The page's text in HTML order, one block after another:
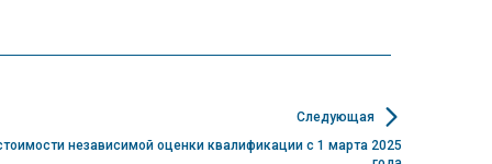
Следующая
независимой оценки квалификации с 1 марта 2025